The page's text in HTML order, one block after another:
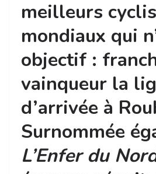
meilleurs
mondiaux qui
objectif :
vainqueur la
d’arrivée à
Surnommée
L’Enfer du